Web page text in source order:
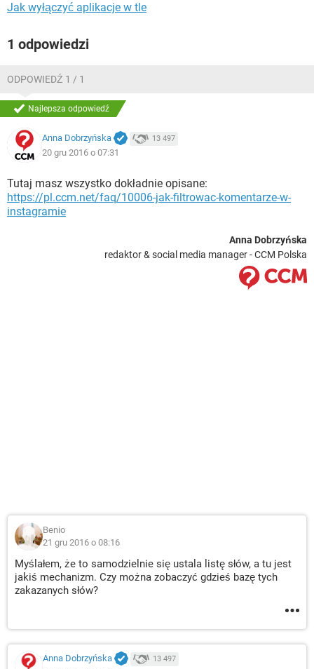
Jak wyłączyć aplikacje w tle
1 odpowiedzi
ODPOWIEDŹ 1 / 1
Najlepsza odpowiedź
Anna Dobrzyńska 13 497
20 gru 2016 o 07:31
Tutaj masz wszystko dokładnie opisane:
https://pl.ccm.net/faq/10006-jak-filtrowac-komentarze-w-
instagramie
Anna Dobrzyńska
redaktor & social media manager - CCM Polska
Benio
21 gru 2016 o 08:16
Myślałem, że to samodzielnie się ustala listę słów, a tu jest
jakiś mechanizm. Czy można zobaczyć gdzieś bazę tych
zakazanych słów?
Anna Dobrzyńska 13 497